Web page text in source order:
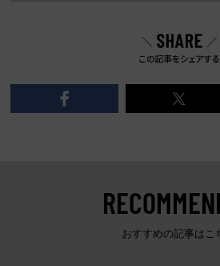
おすすめの記事はこ